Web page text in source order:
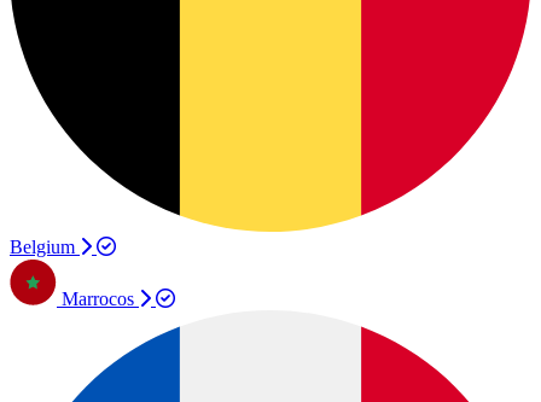
Belgium
Marrocos